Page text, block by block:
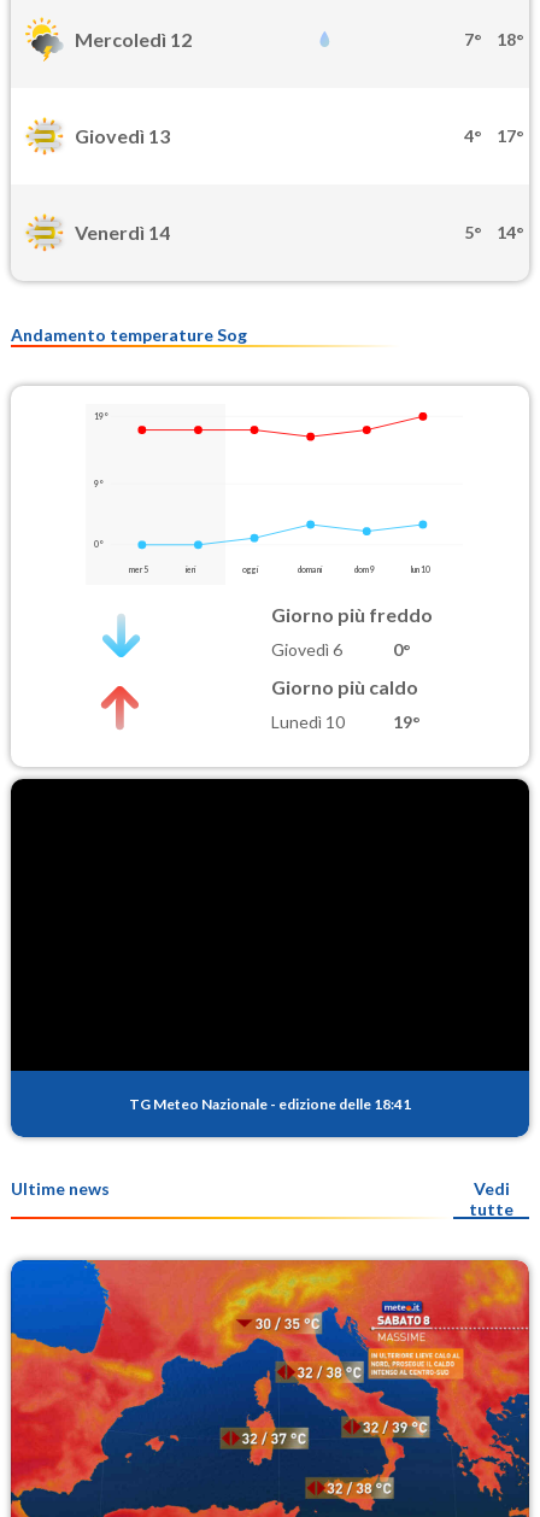
Mercoledì 12 7° 18°
Giovedì 13 4° 17°
Venerdì 14 5° 14°
Andamento temperature Sog
19°
9°
0°
mer 5 ieri oggi domani dom 9 lun 10
Giorno più freddo
Giovedì 6 0°
Giorno più caldo
Lunedì 10 19°
TG Meteo Nazionale - edizione delle 18:41
Ultime news
Vedi
tutte